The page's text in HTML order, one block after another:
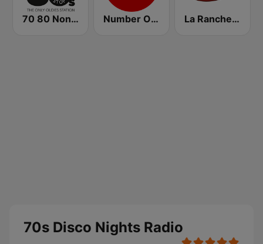
70 80 Non Stop Number One Disco FM La Ranchera 106.1 FM
70s Disco Nights Radio